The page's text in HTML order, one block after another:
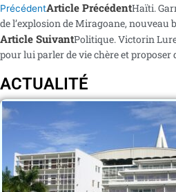
PrécédentArticle PrécédentHaïti.
de l’explosion de Miragoane, nouveau
Article SuivantPolitique. Victorin
pour lui parler de vie chère et proposer
ACTUALITÉ